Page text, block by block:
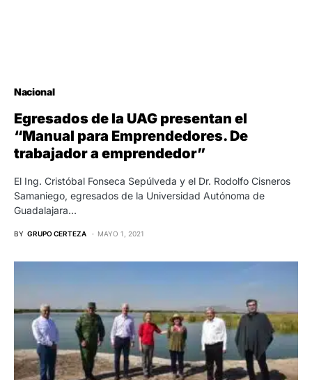
Nacional
Egresados de la UAG presentan el
“Manual para Emprendedores. De
trabajador a emprendedor”
El Ing. Cristóbal Fonseca Sepúlveda y el Dr. Rodolfo Cisneros
Samaniego, egresados de la Universidad Autónoma de
Guadalajara…
BY GRUPO CERTEZA MAYO 1, 2021